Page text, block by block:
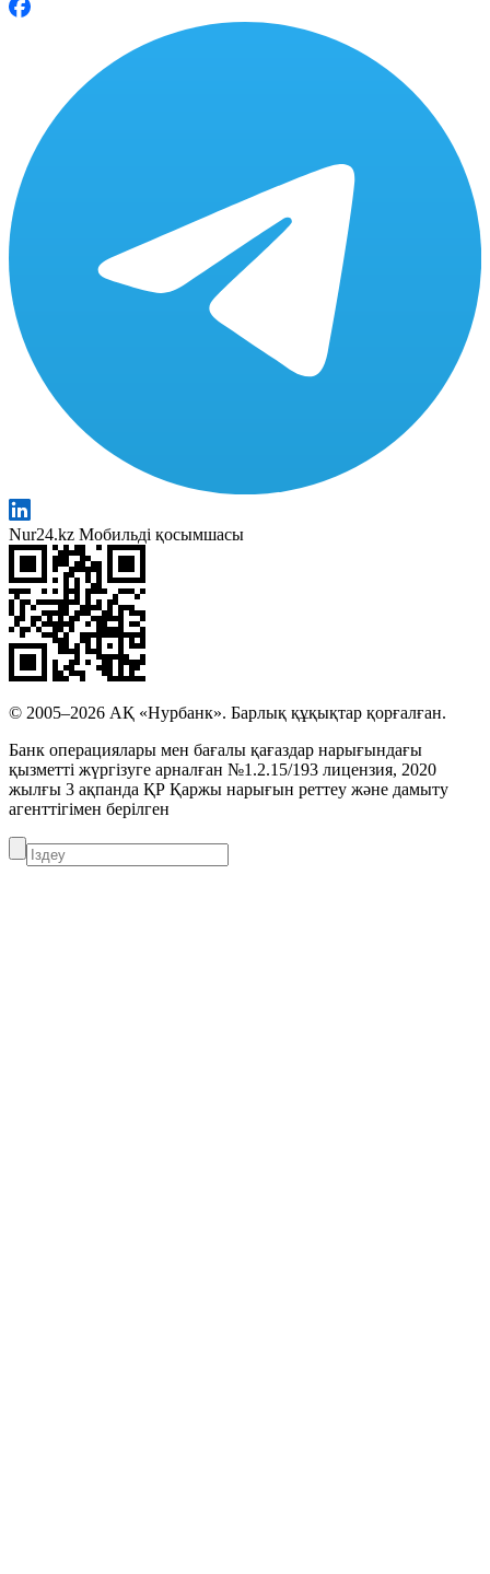
Nur24.kz Мобильді қосымшасы
© 2005–2026 АҚ «Нурбанк». Барлық құқықтар қорғалған.
Банк операциялары мен бағалы қағаздар нарығындағы
қызметті жүргізуге арналған №1.2.15/193 лицензия, 2020
жылғы 3 ақпанда ҚР Қаржы нарығын реттеу және дамыту
агенттігімен берілген